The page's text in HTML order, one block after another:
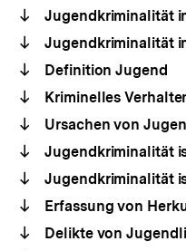
Jugendkriminalität
Jugendkriminalität
Definition Jugend
Kriminelles
Ursachen von
Jugendkriminalität
Jugendkriminalität
Erfassung von
Delikte von